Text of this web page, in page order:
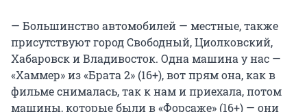
— Большинство автомобилей — местные, также
присутствуют город Свободный, Циолковский,
Хабаровск и Владивосток. Одна машина у нас —
«Хаммер» из «Брата 2» (16+), вот прям она, как в
фильме снималась, так к нам и приехала, потом
машины, которые были в «Форсаже» (16+) — они